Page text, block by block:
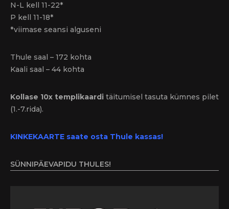
N-L kell 11-22*
P kell 11-18*
*viimase seansi alguseni
Thule saal – 172 kohta
Kaali saal – 44 kohta
Kollase 10x templikaardi täitumisel tasuta kümnes pilet
(1.-7.rida).
KINKEKAARTE saate osta Thule kassas!
SÜNNIPÄEVAPIDU THULES!